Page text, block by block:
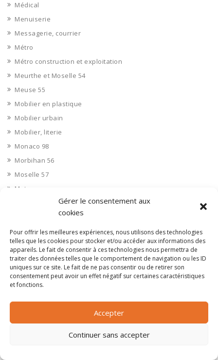
Gérer le consentement aux
cookies
Pour offrir les meilleures expériences, nous utilisons des technologies
telles que les cookies pour stocker et/ou accéder aux informations des
appareils. Le fait de consentir à ces technologies nous permettra de
traiter des données telles que le comportement de navigation ou les ID
uniques sur ce site. Le fait de ne pas consentir ou de retirer son
consentement peut avoir un effet négatif sur certaines caractéristiques
et fonctions.
Accepter
Continuer sans accepter
Médical
Menuiserie
Messagerie, courrier
Métro
Métro construction et exploitation
Meurthe et Moselle 54
Meuse 55
Mobilier en plastique
Mobilier urbain
Mobilier, literie
Monaco 98
Morbihan 56
Moselle 57
Moto
Nautisme
Nettoyage industriel
Nièvre 58
Non classé
Nord 59
Nucléaire